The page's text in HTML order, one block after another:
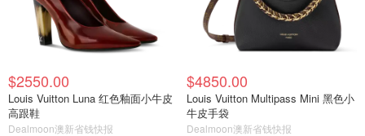
$2550.00
Louis Vuitton Luna 红色釉面小牛皮
高跟鞋
Dealmoon澳新省钱快报
$4850.00
Louis Vuitton Multipass Mini 黑色小
牛皮手袋
Dealmoon澳新省钱快报